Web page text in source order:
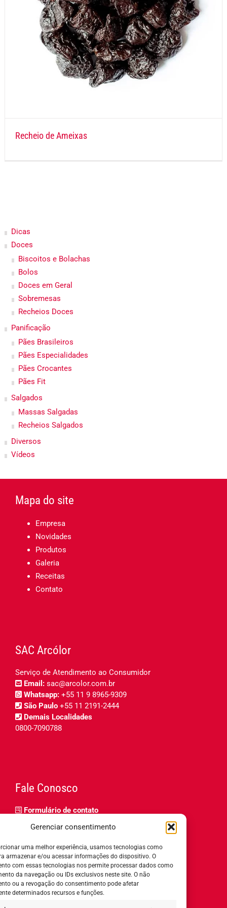
Gerenciar consentimento
uma melhor experiência, usamos tecnologias como
armazenar e/ou acessar informações do dispositivo. O
com essas tecnologias nos permite processar dados como
da navegação ou IDs exclusivos neste site. O não
ou a revogação do consentimento pode afetar
determinados recursos e funções.
Recheio de Ameixas
Dicas
Doces
Biscoitos e Bolachas
Bolos
Doces em Geral
Sobremesas
Recheios Doces
Panificação
Pães Brasileiros
Pães Especialidades
Pães Crocantes
Pães Fit
Salgados
Massas Salgadas
Recheios Salgados
Diversos
Vídeos
Mapa do site
Empresa
Novidades
Produtos
Galeria
Receitas
Contato
SAC Arcólor
Serviço de Atendimento ao Consumidor
Email: sac@arcolor.com.br
Whatsapp: +55 11 9 8965-9309
São Paulo +55 11 2191-2444
Demais Localidades
0800-7090788
Fale Conosco
Formulário de contato
Relatório de igualdade salarial
Horário de Atendimento: